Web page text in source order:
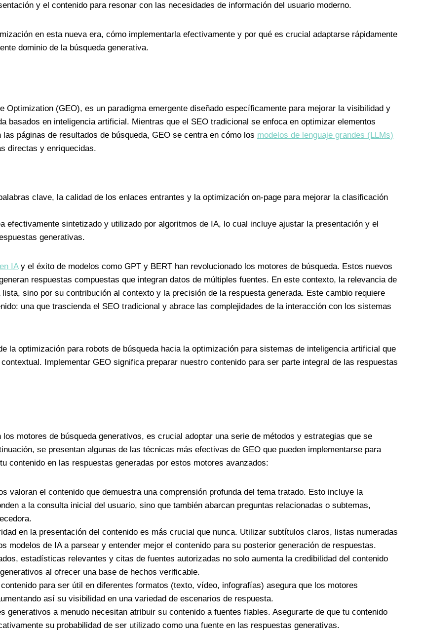
y el contenido para resonar con las necesidades de información del usuario moderno.
en esta nueva era, cómo implementarla efectivamente y por qué es crucial adaptarse rápidamente
dominio de la búsqueda generativa.
Optimization (GEO), es un paradigma emergente diseñado específicamente para mejorar la visibilidad y
basados en inteligencia artificial. Mientras que el SEO tradicional se enfoca en optimizar elementos
páginas de resultados de búsqueda, GEO se centra en cómo los modelos de lenguaje grandes (LLMs)
directas y enriquecidas.
clave, la calidad de los enlaces entrantes y la optimización on-page para mejorar la clasificación
efectivamente sintetizado y utilizado por algoritmos de IA, lo cual incluye ajustar la presentación y el
generativas.
IAy el éxito de modelos como GPT y BERT han revolucionado los motores de búsqueda. Estos nuevos
respuestas compuestas que integran datos de múltiples fuentes. En este contexto, la relevancia de
sino por su contribución al contexto y la precisión de la respuesta generada. Este cambio requiere
una que trascienda el SEO tradicional y abrace las complejidades de la interacción con los sistemas
la optimización para robots de búsqueda hacia la optimización para sistemas de inteligencia artificial que
Implementar GEO significa preparar nuestro contenido para ser parte integral de las respuestas
motores de búsqueda generativos, es crucial adoptar una serie de métodos y estrategias que se
se presentan algunas de las técnicas más efectivas de GEO que pueden implementarse para
contenido en las respuestas generadas por estos motores avanzados:
valoran el contenido que demuestra una comprensión profunda del tema tratado. Esto incluye la
a la consulta inicial del usuario, sino que también abarcan preguntas relacionadas o subtemas,
en la presentación del contenido es más crucial que nunca. Utilizar subtítulos claros, listas numeradas
modelos de IA a parsear y entender mejor el contenido para su posterior generación de respuestas.
estadísticas relevantes y citas de fuentes autorizadas no solo aumenta la credibilidad del contenido
al ofrecer una base de hechos verificable.
para ser útil en diferentes formatos (texto, vídeo, infografías) asegura que los motores
así su visibilidad en una variedad de escenarios de respuesta.
generativos a menudo necesitan atribuir su contenido a fuentes fiables. Asegurarte de que tu contenido
su probabilidad de ser utilizado como una fuente en las respuestas generativas.